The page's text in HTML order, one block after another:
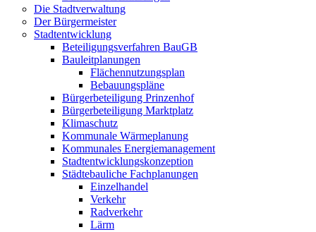
Die Stadtverwaltung
Der Bürgermeister
Stadtentwicklung
Beteiligungsverfahren BauGB
Bauleitplanungen
Flächennutzungsplan
Bebauungspläne
Bürgerbeteiligung Prinzenhof
Bürgerbeteiligung Marktplatz
Klimaschutz
Kommunale Wärmeplanung
Kommunales Energiemanagement
Stadtentwicklungskonzeption
Städtebauliche Fachplanungen
Einzelhandel
Verkehr
Radverkehr
Lärm